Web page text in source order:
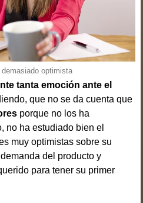
demasiado optimista
tanta emoción ante el
que no se da cuenta que
porque no los ha
no ha estudiado bien el
muy optimistas sobre su
del producto y
para tener su primer